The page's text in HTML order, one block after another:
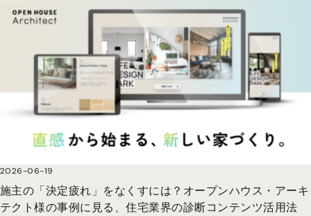
2026-06-19
施主の「決定疲れ」をなくすには？オープンハウス・アーキ
テクト様の事例に見る、住宅業界の診断コンテンツ活用法